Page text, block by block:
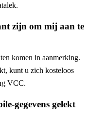
zijn om mij aan te
komen in aanmerking.
kunt u zich kosteloos
VCC.
gegevens gelekt